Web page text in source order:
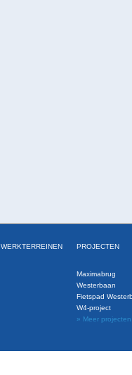
WERKTERREINEN PROJECTEN
Maximabrug
Westerbaan
Fietspad
W4-project
» Meer projecten